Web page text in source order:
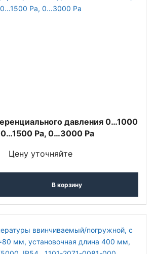
давления 0…1000
0…1500 Pa, 0…3000 Pa
Цену уточняйте
В корзину